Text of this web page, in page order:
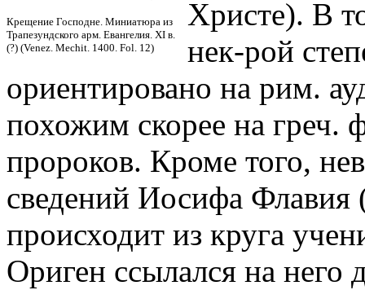
Крещение Господне. Миниатюра из
Трапезундского арм. Евангелия. XI в.
(?) (Venez. Mechit. 1400. Fol. 12)
Христе). В
нек-рой
ориентировано на рим.
похожим скорее на греч.
пророков. Кроме того,
сведений Иосифа Флавия
происходит из круга
Ориген ссылался на него